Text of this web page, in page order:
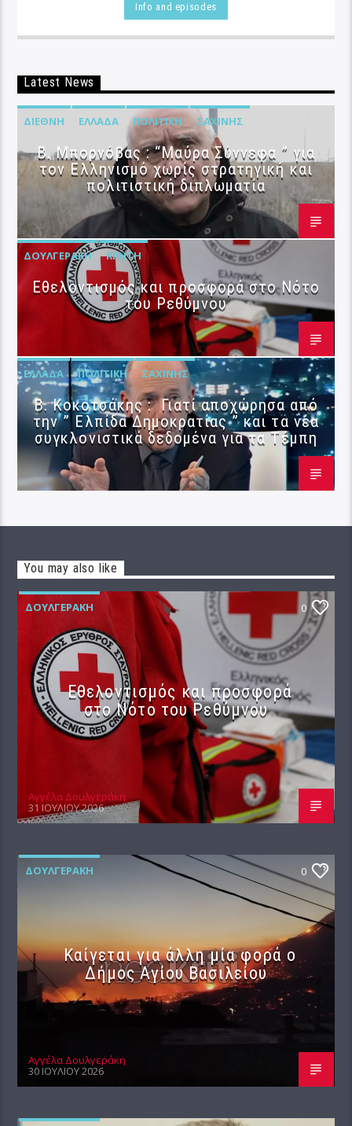
Info and episodes
Latest News
ΔΙΕΘΝΉ ΕΛΛΆΔΑ ΠΟΛΙΤΙΚΉ ΣΑΧΊΝΗΣ
B. Μπορνόβας : “Μαύρα Σύννεφα ” για
τον Ελληνισμό χωρίς στρατηγική και
πολιτιστική διπλωματία
ΔΟΥΛΓΕΡΆΚΗ ΚΡΉΤΗ
Εθελοντισμός και προσφορά στο Νότο
του Ρεθύμνου
ΕΛΛΆΔΑ ΠΟΛΙΤΙΚΉ ΣΑΧΊΝΗΣ
Β. Κοκοτσάκης : Γιατί αποχώρησα από
την ” Ελπίδα Δημοκρατίας ” και τα νέα
συγκλονιστικά δεδομένα για τα Τέμπη
You may also like
ΔΟΥΛΓΕΡΆΚΗ 0
Εθελοντισμός και προσφορά
στο Νότο του Ρεθύμνου
Αγγέλα Δουλγεράκη
31 ΙΟΥΛΊΟΥ 2026
ΔΟΥΛΓΕΡΆΚΗ 0
Καίγεται για άλλη μία φορά ο
Δήμος Αγίου Βασιλείου
Αγγέλα Δουλγεράκη
30 ΙΟΥΛΊΟΥ 2026